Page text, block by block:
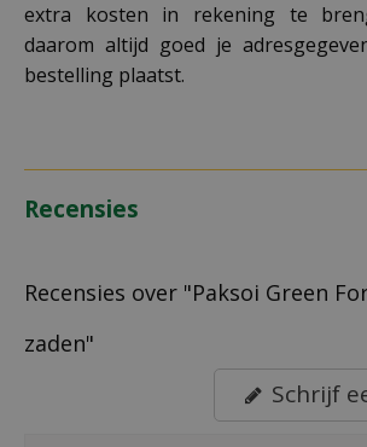
extra kosten in rekening te
daarom altijd goed je
bestelling plaatst.
Recensies
Recensies over "Paksoi Green
zaden"
Schrijf